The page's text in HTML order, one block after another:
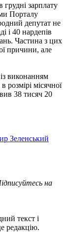
зарплату
Порталу
депутат не
і 40 нардепів
Частина з цих
причини, але
виконанням
розмірі місячної
38 тисяч 20
Зеленський
на
текст і
редакцію.